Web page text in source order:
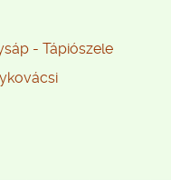
- Tápiószele